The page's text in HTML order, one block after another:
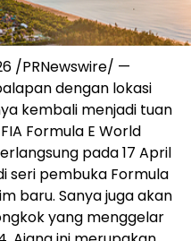
/PRNewswire/ —
dengan lokasi
kembali menjadi tuan
Formula E World
pada 17 April
seri pembuka Formula
baru. Sanya juga akan
yang menggelar